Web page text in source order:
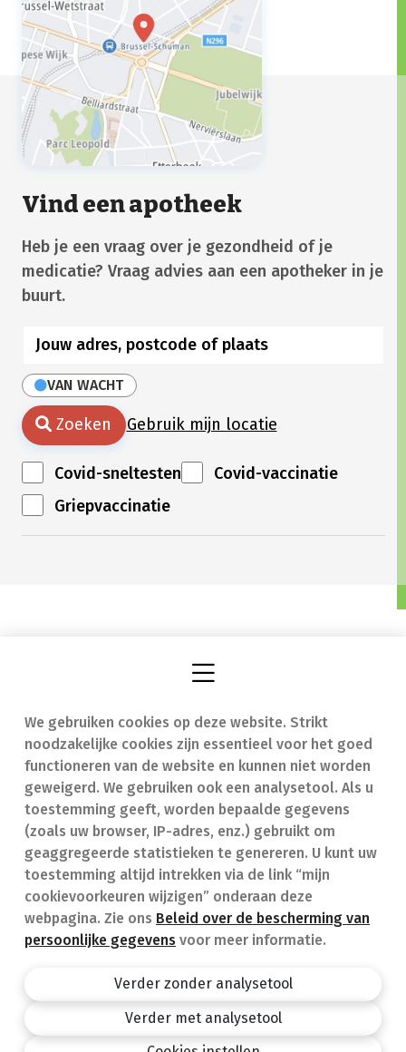
We gebruiken cookies op deze website. Strikt
noodzakelijke cookies zijn essentieel voor het goed
functioneren van de website en kunnen niet worden
geweigerd. We gebruiken ook een analysetool. Als u
toestemming geeft, worden bepaalde gegevens
(zoals uw browser, IP-adres, enz.) gebruikt om
geaggregeerde statistieken te genereren. U kunt uw
toestemming altijd intrekken via de link “mijn
cookievoorkeuren wijzigen” onderaan deze
webpagina. Zie ons Beleid over de bescherming van
persoonlijke gegevens voor meer informatie.
Verder zonder analysetool
Verder met analysetool
Vind een apotheek
Heb je een vraag over je gezondheid of je
medicatie? Vraag advies aan een apotheker in je
buurt.
VAN WACHT
Zoeken Gebruik mijn locatie
Covid-sneltesten
Covid-vaccinatie
Griepvaccinatie
Vind een apotheek
Onze expertise
Ziekten
Geneesmiddelen
In geval van nood
Contact
Veelgestelde vragen
(FAQ)
Apotheek.be
Privacy policy
Algemene voorwaarden
design by